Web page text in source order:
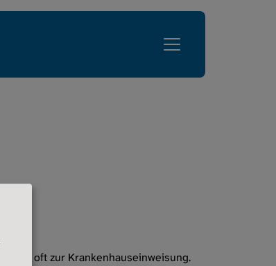
oft zur Krankenhauseinweisung.
Services